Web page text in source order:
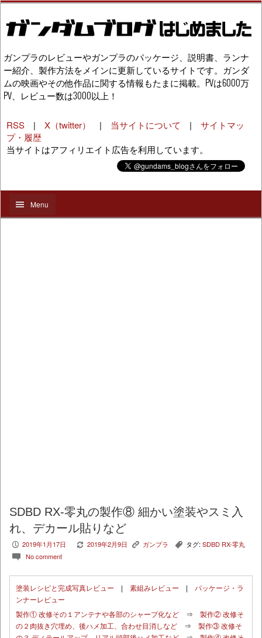
ガンプラのレビューやガンプラのパッケージ、説明書、ランナ
ー紹介、製作方法をメインに更新しているサイトです。ガンダ
ムの映画やその他作品に関する情報もたまに掲載。PVは6000万
PV、レビュー数は3000以上！
RSS | X（twitter） | 当サイトについて | サイトマッ
プ・履歴
当サイトはアフィリエイト広告を利用しています。
Menu
SDBD RX-零丸の製作⑧ 細かい塗装やスミ入
れ、デカール貼りなど
P 2019年1月17日 V 2019年2月9日 K ガンプラ , タグ: SDBD RX-零丸
c No comment
塗装レシピと完成写真レビュー | 素組みレビュー | パッケージ・ラ
ンナーレビュー
製作① 改修その１アンテナや各部のシャープ化など ⇒ 製作② 改修そ
の２肉抜き穴埋め、後ハメ加工、合わせ目消しなど ⇒ 製作③ 改修そ